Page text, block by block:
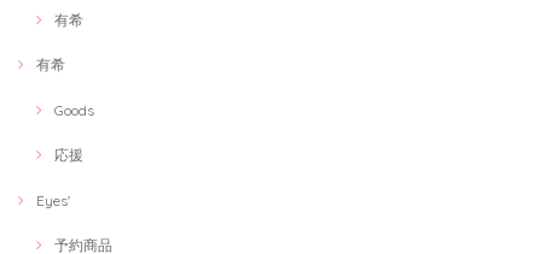
有希
有希
Goods
応援
Eyes'
予約商品